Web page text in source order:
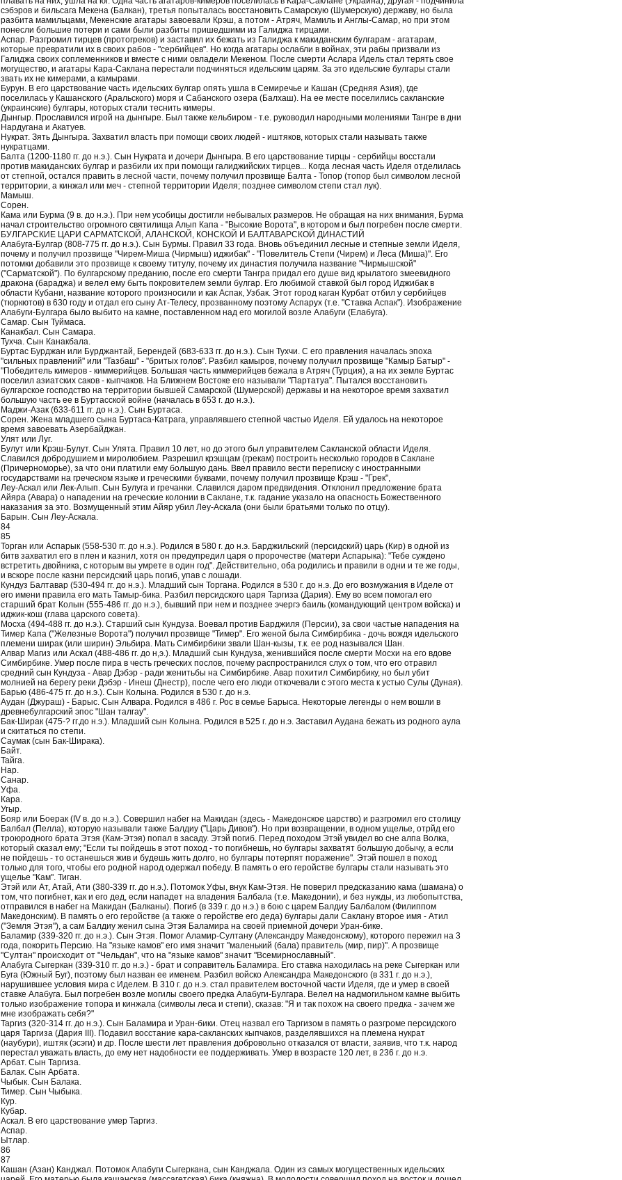
сэбэров и бильсага Мекена (Балкан), третья попыталась восстановить Самарскую (Шумерскую) державу, но была
разбита мамильцами, Мекенские агатары завоевали Крэш, а потом - Атряч, Мамиль и Англы-Самар, но при этом
понесли большие потери и сами были разбиты пришедшими из Галиджа тирцами.
Аспар. Разгромил тирцев (протогреков) и заставил их бежать из Галиджа к макиданским булгарам - агатарам,
которые превратили их в своих рабов - "сербийцев". Но когда агатары ослабли в войнах, эти рабы призвали из
Галиджа своих соплеменников и вместе с ними овладели Мекеном. После смерти Аслара Идель стал терять свое
могущество, и агатары Кара-Саклана перестали подчиняться идельским царям. За это идельские булгары стали
звать их не кимерами, а камырами.
Бурун. В его царствование часть идельских булгар опять ушла в Семиречье и Кашан (Средняя Азия), где
поселилась у Кашанского (Аральского) моря и Сабанского озера (Балхаш). На ее месте поселились сакланские
(украинские) булгары, которых стали теснить кимеры.
Дынгыр. Прославился игрой на дынгыре. Был также кельбиром - т.е. руководил народными молениями Тангре в дни
Нардугана и Акатуев.
Нукрат. Зять Дынгыра. Захватил власть при помощи своих людей - иштяков, которых стали называть также
нукратцами.
Балта (1200-1180 гг. до н.э.). Сын Нукрата и дочери Дынгыра. В его царствование тирцы - сербийцы восстали
против макиданских булгар и разбили их при помощи галиджийских тирцев... Когда лесная часть Иделя отделилась
от степной, остался править в лесной части, почему получил прозвище Балта - Топор (топор был символом лесной
территории, а кинжал или меч - степной территории Иделя; позднее символом степи стал лук).
Мамыш.
Сорен.
Кама или Бурма (9 в. до н.э.). При нем усобицы достигли небывалых размеров. Не обращая на них внимания, Бурма
начал строительство огромного святилища Алып Капа - "Высокие Ворота", в котором и был погребен после смерти.
БУЛГАРСКИЕ ЦАРИ САРМАТСКОЙ, АЛАНСКОЙ, КОНСКОЙ И БАЛТАВАРСКОЙ ДИНАСТИЙ
Алабуга-Булгар (808-775 гг. до н.э.). Сын Бурмы. Правил 33 года. Вновь объединил лесные и степные земли Иделя,
почему и получил прозвище "Чирем-Миша (Чирмыш) иджибак" - "Повелитель Степи (Чирем) и Леса (Миша)". Его
потомки добавили это прозвище к своему титулу, почему их династия получила название "Чирмышской"
("Сарматской"). По булгарскому преданию, после его смерти Тангра придал его душе вид крылатого змеевидного
дракона (бараджа) и велел ему быть покровителем земли булгар. Его любимой ставкой был город Иджибак в
области Кубани, название которого произносили и как Аспак, Узбак. Этот город каган Курбат отбил у сербийцев
(тюркютов) в 630 году и отдал его сыну Ат-Телесу, прозванному поэтому Аспарух (т.е. "Ставка Аспак"). Изображение
Алабуги-Булгара было выбито на камне, поставленном над его могилой возле Алабуги (Елабуга).
Самар. Сын Туймаса.
Канакбал. Сын Самара.
Тухча. Сын Канакбала.
Буртас Бурджан или Бурджантай, Берендей (683-633 гг. до н.э.). Сын Тухчи. С его правления началась эпоха
"сильных правлений" или "Тазбаш" - "бритых голов". Разбил камыров, почему получил прозвище "Камыр Батыр" -
"Победитель кимеров - киммерийцев. Большая часть киммерийцев бежала в Атряч (Турция), а на их земле Буртас
поселил азиатских саков - кыпчаков. На Ближнем Востоке его называли "Партатуа". Пытался восстановить
булгарское господство на территории бывшей Самарской (Шумерской) державы и на некоторое время захватил
большую часть ее в Буртасской войне (началась в 653 г. до н.э.).
Маджи-Азак (633-611 гг. до н.э.). Сын Буртаса.
Сорен. Жена младшего сына Буртаса-Катрага, управлявшего степной частью Иделя. Ей удалось на некоторое
время завоевать Азербайджан.
Улят или Луг.
Булут или Крэш-Булут. Сын Улята. Правил 10 лет, но до этого был управителем Сакланской области Иделя.
Славился добродушием и миролюбием. Разрешил крэшцам (грекам) построить несколько городов в Саклане
(Причерноморье), за что они платили ему большую дань. Ввел правило вести переписку с иностранными
государствами на греческом языке и греческими буквами, почему получил прозвище Крэш - "Грек",
Леу-Аскал или Лек-Алып. Сын Булуга и гречанки. Славился даром предвидения. Отклонил предложение брата
Айяра (Авара) о нападении на греческие колонии в Саклане, т.к. гадание указало на опасность Божественного
наказания за это. Возмущенный этим Айяр убил Леу-Аскала (они были братьями только по отцу).
Барын. Сын Леу-Аскала.
84
85
Торган или Аспарык (558-530 гг. до н.э.). Родился в 580 г. до н.э. Барджильский (персидский) царь (Кир) в одной из
битв захватил его в плен и казнил, хотя он предупредил царя о пророчестве (матери Аспарыка): "Тебе суждено
встретить двойника, с которым вы умрете в один год". Действительно, оба родились и правили в одни и те же годы,
и вскоре после казни персидский царь погиб, упав с лошади.
Кундуз Балтавар (530-494 гг. до н.э.). Младший сын Торгана. Родился в 530 г. до н.э. До его возмужания в Иделе от
его имени правила его мать Тамыр-бика. Разбил персидского царя Таргиза (Дария). Ему во всем помогал его
старший брат Колын (555-486 гг. до н.э.), бывший при нем и позднее эчергэ баиль (командующий центром войска) и
иджик-кош (глава царского совета).
Мосха (494-488 гг. до н.э.). Старший сын Кундуза. Воевал против Барджиля (Персии), за свои частые нападения на
Тимер Капа ("Железные Ворота") получил прозвище "Тимер". Его женой была Симбирбика - дочь вождя идельского
племени ширак (или ширин) Эльбира. Мать Симбирбики звали Шан-кызы, т.к. ее род назывался Шан.
Алвар Магиз или Аскал (488-486 гг. до н,э.). Младший сын Кундуза, женившийся после смерти Мосхи на его вдове
Симбирбике. Умер после пира в честь греческих послов, почему распространился слух о том, что его отравил
средний сын Кундуза - Авар Дэбэр - ради женитьбы на Симбирбике. Авар похитил Симбирбику, но был убит
молнией на берегу реки Дэбэр - Инеш (Днестр), после чего его люди откочевали с этого места к устью Сулы (Дуная).
Барью (486-475 гг. до н.э.). Сын Колына. Родился в 530 г. до н.э.
Аудан (Джураш) - Барыс. Сын Алвара. Родился в 486 г. Рос в семье Барыса. Некоторые легенды о нем вошли в
древнебулгарский эпос "Шан талгау".
Бак-Ширак (475-? гг.до н.э.). Младший сын Колына. Родился в 525 г. до н.э. Заставил Аудана бежать из родного аула
и скитаться по степи.
Саумак (сын Бак-Ширака).
Байт.
Тайга.
Нар.
Санар.
Уфа.
Кара.
Угыр.
Бояр или Боерак (IV в. до н.э.). Совершил набег на Макидан (здесь - Македонское царство) и разгромил его столицу
Балбал (Пелла), которую называли также Балдиу ("Царь Дивов"). Но при возвращении, в одном ущелье, отрйд его
троюродного брата Этэя (Кам-Этэя) попал в засаду. Этэй погиб. Перед походом Этэй увидел во сне алпа Волка,
который сказал ему; "Если ты пойдешь в этот поход - то погибнешь, но булгары захватят большую добычу, а если
не пойдешь - то останешься жив и будешь жить долго, но булгары потерпят поражение". Этэй пошел в поход
только для того, чтобы его родной народ одержал победу. В память о его геройстве булгары стали называть это
ущелье "Кам". Тиган.
Этэй или Ат, Атай, Ати (380-339 гг. до н.э.). Потомок Уфы, внук Кам-Этэя. Не поверил предсказанию кама (шамана) о
том, что погибнет, как и его дед, если нападет на владения Балбала (т.е. Македонии), и без нужды, из любопытства,
отправился в набег на Макидан (Балканы). Погиб (в 339 г. до н.э.) в бою с царем Балдиу Балбалом (Филиппом
Македонским). В память о его геройстве (а также о геройстве его деда) булгары дали Саклану второе имя - Атил
("Земля Этэя"), а сам Балдиу женил сына Этэя Баламира на своей приемной дочери Уран-бике.
Баламир (339-320 гг. до н.э.). Сын Этэя. Помог Аламир-Султану (Александру Македонскому), которого пережил на 3
года, покорить Персию. На "языке камов" его имя значит "маленький (бала) правитель (мир, пир)". А прозвище
"Султан" происходит от "Чельдан", что на "языке камов" значит "Всемирнославный".
Алабуга Сыгеркан (339-310 гг. до н.э.) - брат и соправитель Баламира. Его ставка находилась на реке Сыгеркан или
Буга (Южный Буг), поэтому был назван ее именем. Разбил войско Александра Македонского (в 331 г. до н.э.),
нарушившее условия мира с Иделем. В 310 г. до н.э. стал правителем восточной части Иделя, где и умер в своей
ставке Алабуга. Был погребен возле могилы своего предка Алабуги-Булгара. Велел на надмогильном камне выбить
только изображение топора и кинжала (символы леса и степи), сказав: "Я и так похож на своего предка - зачем же
мне изображать себя?"
Таргиз (320-314 гг. до н.э.). Сын Баламира и Уран-бики. Отец назвал его Таргизом в память о разгроме персидского
царя Таргиза (Дария III). Подавил восстание кара-сакланских кыпчаков, разделявшихся на племена нукрат
(наубури), иштяк (эсэги) и др. После шести лет правления добровольно отказался от власти, заявив, что т.к. народ
перестал уважать власть, до ему нет надобности ее поддерживать. Умер в возрасте 120 лет, в 236 г. до н.э.
Арбат. Сын Таргиза.
Балак. Сын Арбата.
Чыбык. Сын Балака.
Тимер. Сын Чыбыка.
Кур.
Кубар.
Аскал. В его царствование умер Таргиз.
Аспар.
Ытлар.
86
87
Кашан (Азан) Канджал. Потомок Алабуги Сыгеркана, сын Канджала. Один из самых могущественных идельских